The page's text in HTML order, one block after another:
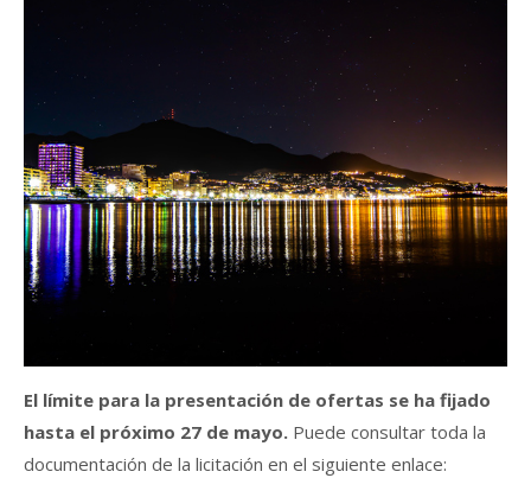
El límite para la presentación de ofertas se ha fijado
hasta el próximo 27 de mayo. Puede consultar toda la
documentación de la licitación en el siguiente enlace: